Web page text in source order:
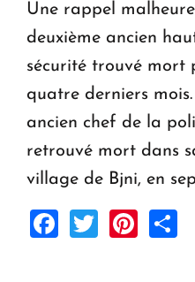
Une rappel
deuxième ancien
sécurité trouvé mort
quatre derniers
ancien chef de la
retrouvé mort dans
village de Bjni, en
Facebook
Twitter